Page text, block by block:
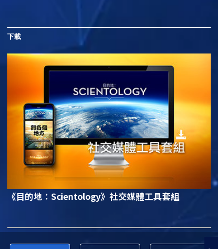
下載
《目的地：Scientology》 社交媒體工具套組